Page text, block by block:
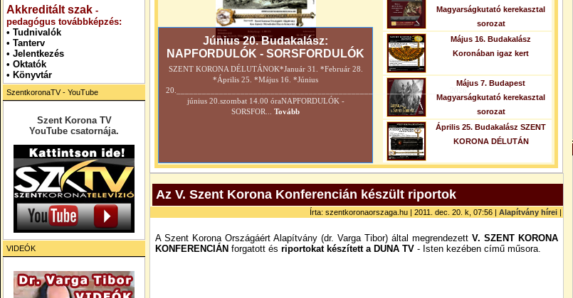
Akkreditált szak -
pedagógus továbbképzés:
• Tudnivalók
• Tanterv
• Jelentkezés
• Oktatók
• Könyvtár
SzentkoronaTV - YouTube
Szent Korona TV
YouTube csatornája.
VIDEÓK
Magyarságkutató kerekasztal
sorozat
Május 16. Budakalász
Koronában igaz kert
Május 7. Budapest
Magyarságkutató kerekasztal
sorozat
Április 25. Budakalász SZENT
KORONA DÉLUTÁN
Június 20. Budakalász:
NAPFORDULÓK - SORSFORDULÓK
SZENT KORONA DÉLUTÁNOK*Január 31. *Február 28.
*Április 25. *Május 16. *Június
20.________________________________________________________________2026.
június 20.szombat 14.00 óraNAPFORDULÓK -
SORSFOR...
Tovább
Az V. Szent Korona Konferencián készült riportok
Írta: szentkoronaorszaga.hu | 2011. dec. 20. k, 07:56 | Alapítvány hírei |
A Szent Korona Országáért Alapítvány (dr. Varga Tibor) által megrendezett V. SZENT KORONA
KONFERENCIÁN forgatott és riportokat készített a DUNA TV - Isten kezében című műsora.